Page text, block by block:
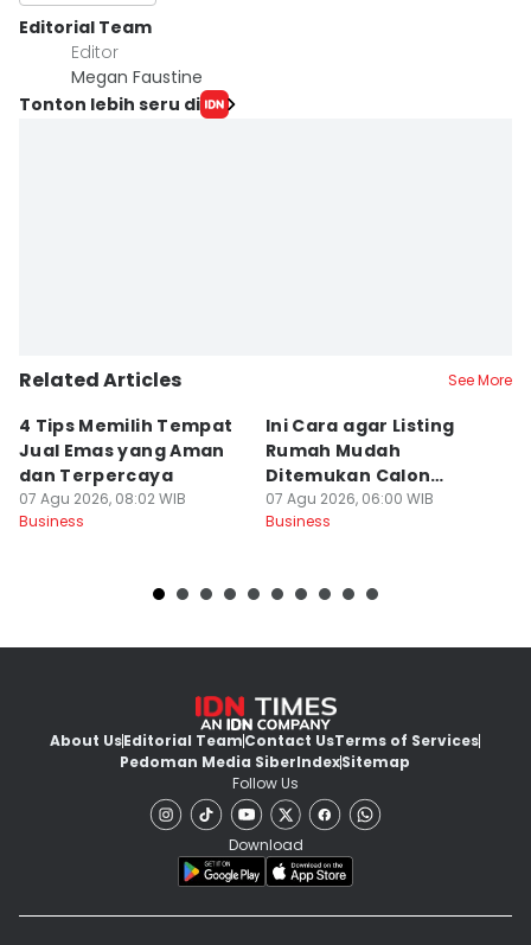
Editorial Team
Editor
Megan Faustine
Tonton lebih seru di
Related Articles See More
4 Tips Memilih Tempat
Jual Emas yang Aman
dan Terpercaya
07 Agu 2026, 08:02 WIB
Business
Ini Cara agar Listing
Rumah Mudah
Ditemukan Calon
Pembeli
07 Agu 2026, 06:00 WIB
Business
About UsEditorial TeamContact UsTerms of Services
Pedoman Media SiberIndexSitemap
Follow Us
Download